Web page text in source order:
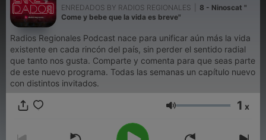
ENREDADOS BY RADIOS REGIONALES
8 - Ninoscat "
Come y bebe que la vida es breve"
Radios Regionales Podcast nace para unificar aún más la vida
existente en cada rincón del país, sin perder el sentido radial
que tanto nos gusta. Comparte y comenta para que seas parte
de este nuevo programa. Todas las semanas un capítulo nuevo
con distintos invitados.
Volumen 1 x